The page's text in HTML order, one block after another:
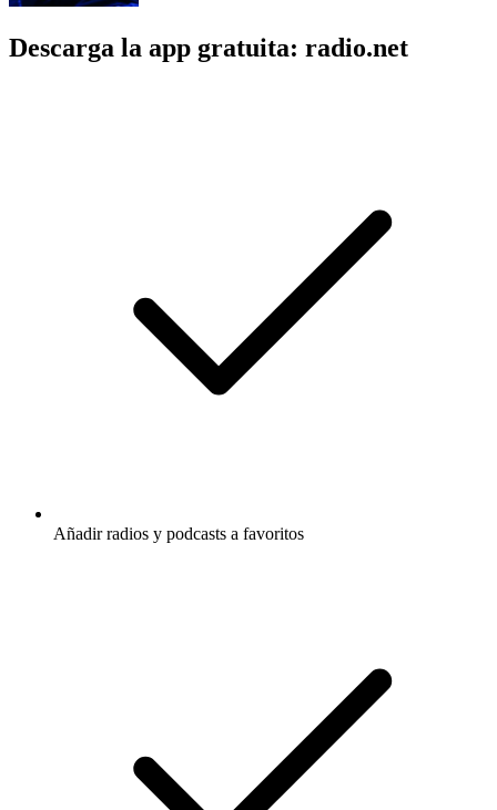
Descarga la app gratuita: radio.net
Añadir radios y podcasts a favoritos